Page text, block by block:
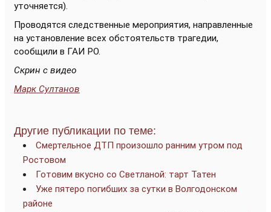
уточняется).
Проводятся следственные мероприятия, направленные
на установление всех обстоятельств трагедии,
сообщили в ГАИ РО.
Скрин с видео
Марк Султанов
Другие публикации по теме:
Смертельное ДТП произошло ранним утром под
Ростовом
Готовим вкусно со Светланой: тарт Татен
Уже пятеро погибших за сутки в Волгодонском
районе